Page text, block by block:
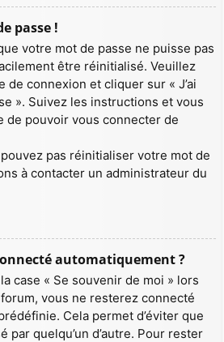
passe !
votre mot de passe ne puisse pas
être réinitialisé. Veuillez
de connexion et cliquer sur « J’ai
». Suivez les instructions et vous
de pouvoir vous connecter de
pas réinitialiser votre mot de
à contacter un administrateur du
automatiquement ?
case « Se souvenir de moi » lors
vous ne resterez connecté
Cela permet d’éviter que
par quelqu’un d’autre. Pour rester